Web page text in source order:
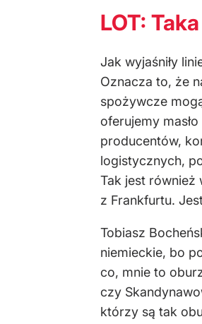
LOT:
Jak wyjaśniły
Oznacza to, że
spożywcze
oferujemy
producentów,
logistycznych,
Tak jest również
z Frankfurtu.
Tobiasz
niemieckie, bo
co, mnie to
czy
którzy są tak